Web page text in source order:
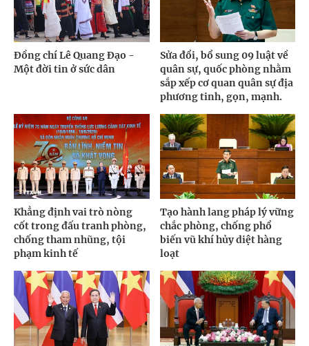
Đồng chí Lê Quang Đạo -
Một đời tin ở sức dân
Sửa đổi, bổ sung 09 luật về
quân sự, quốc phòng nhằm
sắp xếp cơ quan quân sự địa
phương tinh, gọn, mạnh.
Khẳng định vai trò nòng
cốt trong đấu tranh phòng,
chống tham nhũng, tội
phạm kinh tế
Tạo hành lang pháp lý vững
chắc phòng, chống phổ
biến vũ khí hủy diệt hàng
loạt